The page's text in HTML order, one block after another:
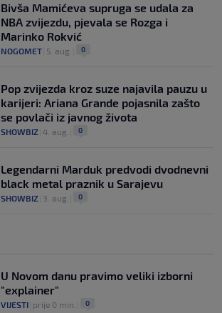
Bivša Mamićeva supruga se udala za
NBA zvijezdu, pjevala se Rozga i
Marinko Rokvić
NOGOMET 5. aug. 0
Pop zvijezda kroz suze najavila pauzu u
karijeri: Ariana Grande pojasnila zašto
se povlači iz javnog života
SHOWBIZ 4. aug. 0
Legendarni Marduk predvodi dvodnevni
black metal praznik u Sarajevu
SHOWBIZ 3. aug. 0
U Novom danu pravimo veliki izborni
"explainer"
VIJESTI prije 0 min. 0